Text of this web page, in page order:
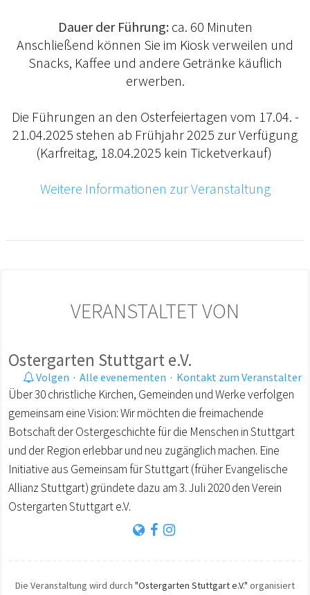
Dauer der Führung:ca. 60 Minuten
Anschließend können Sie im Kiosk verweilen und
Snacks, Kaffee und andere Getränke käuflich
erwerben.
Die Führungen an den Osterfeiertagen vom 17.04. -
21.04.2025 stehen ab Frühjahr 2025 zur Verfügung
(Karfreitag, 18.04.2025 kein Ticketverkauf)
Weitere Informationen zur Veranstaltung
VERANSTALTET VON
Ostergarten Stuttgart e.V.
Volgen · Alle evenementen · Kontakt zum Veranstalter
Über 30 christliche Kirchen, Gemeinden und Werke verfolgen
gemeinsam eine Vision: Wir möchten die freimachende
Botschaft der Ostergeschichte für die Menschen in Stuttgart
und der Region erlebbar und neu zugänglich machen. Eine
Initiative aus Gemeinsam für Stuttgart (früher Evangelische
Allianz Stuttgart) gründete dazu am 3. Juli 2020 den Verein
Ostergarten Stuttgart e.V.
Die Veranstaltung wird durch "Ostergarten Stuttgart e.V." organisiert